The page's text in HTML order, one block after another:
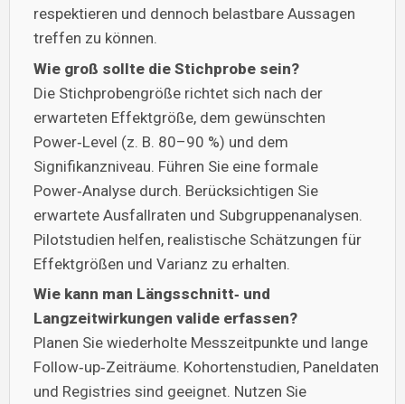
respektieren und dennoch belastbare Aussagen
treffen zu können.
Wie groß sollte die Stichprobe sein?
Die Stichprobengröße richtet sich nach der
erwarteten Effektgröße, dem gewünschten
Power‑Level (z. B. 80–90 %) und dem
Signifikanzniveau. Führen Sie eine formale
Power‑Analyse durch. Berücksichtigen Sie
erwartete Ausfallraten und Subgruppenanalysen.
Pilotstudien helfen, realistische Schätzungen für
Effektgrößen und Varianz zu erhalten.
Wie kann man Längsschnitt‑ und
Langzeitwirkungen valide erfassen?
Planen Sie wiederholte Messzeitpunkte und lange
Follow‑up‑Zeiträume. Kohortenstudien, Paneldaten
und Registries sind geeignet. Nutzen Sie